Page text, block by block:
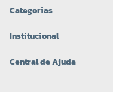
Categorias
Institucional
Central de Ajuda